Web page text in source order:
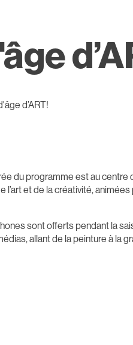
d’ART!
du programme est au
et de la créativité,
sont offerts pendant la
allant de la peinture à la